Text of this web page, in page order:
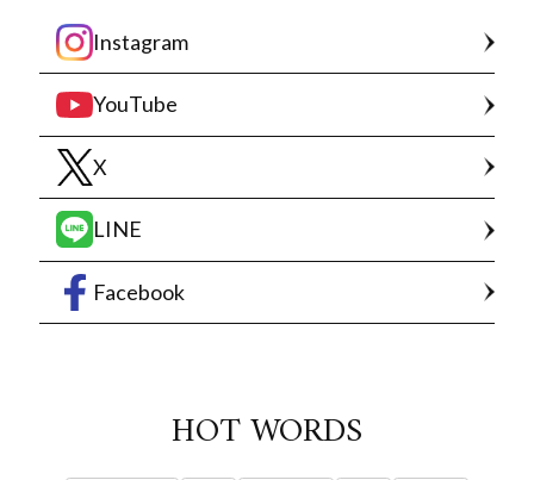
Instagram
YouTube
X
LINE
Facebook
HOT WORDS